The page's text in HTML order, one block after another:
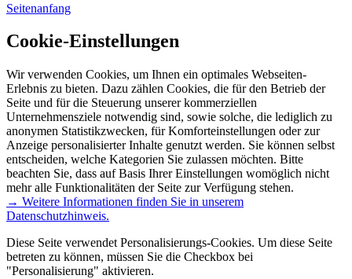
Seitenanfang
Cookie-Einstellungen
Wir verwenden Cookies, um Ihnen ein optimales Webseiten-
Erlebnis zu bieten. Dazu zählen Cookies, die für den Betrieb der
Seite und für die Steuerung unserer kommerziellen
Unternehmensziele notwendig sind, sowie solche, die lediglich zu
anonymen Statistikzwecken, für Komforteinstellungen oder zur
Anzeige personalisierter Inhalte genutzt werden. Sie können selbst
entscheiden, welche Kategorien Sie zulassen möchten. Bitte
beachten Sie, dass auf Basis Ihrer Einstellungen womöglich nicht
mehr alle Funktionalitäten der Seite zur Verfügung stehen.
→ Weitere Informationen finden Sie in unserem
Datenschutzhinweis.
Diese Seite verwendet Personalisierungs-Cookies. Um diese Seite
betreten zu können, müssen Sie die Checkbox bei
"Personalisierung" aktivieren.